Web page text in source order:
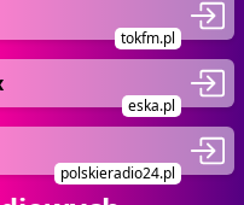
tokfm.pl
eska.pl
polskieradio24.pl